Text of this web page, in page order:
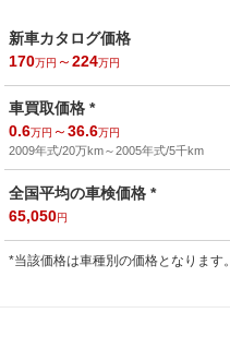
新車カタログ価格
170万円 ～224万円
車買取価格 *
0.6万円 ～36.6万円
2009年式/20万km～2005年式/5千km
全国平均の車検価格 *
65,050円
*当該価格は車種別の価格となります。